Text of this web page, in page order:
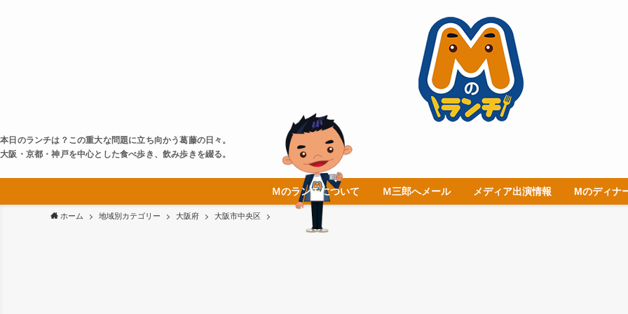
本日のランチは？この重大な問題に立ち向かう葛藤の日々。
大阪・京都・神戸を中心とした食べ歩き、飲み歩きを綴る。
Ｍのランチについて Ｍ三郎へメール メディア出演情報 Mのディナ
ホーム 地域別カテゴリー 大阪府 大阪市中央区